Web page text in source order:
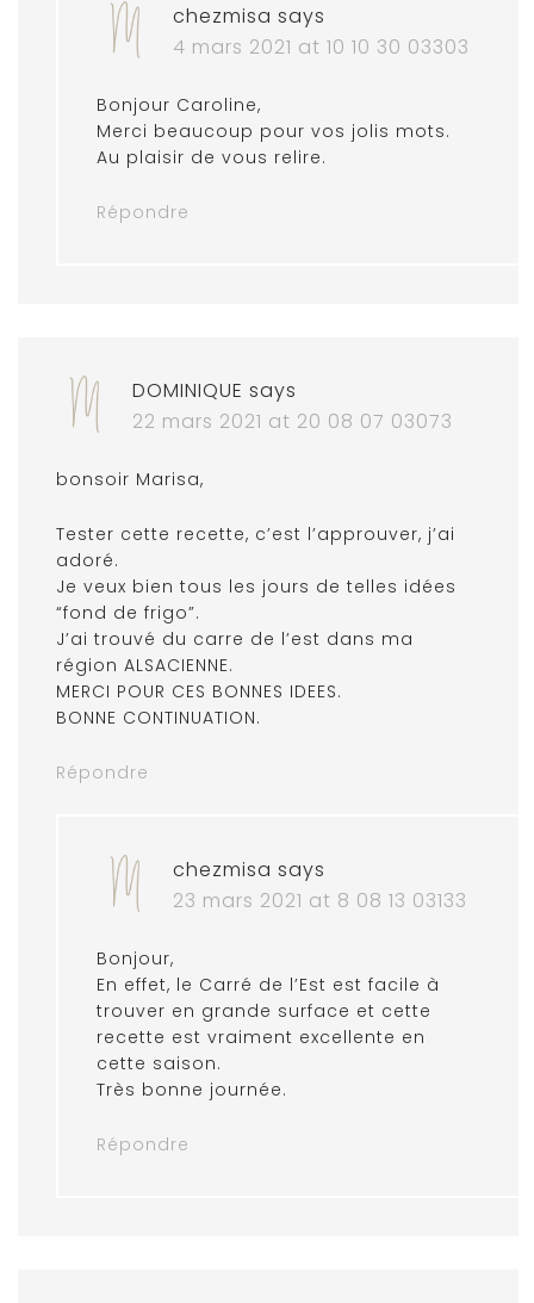
chezmisa says
4 mars 2021 at 10 10 30 03303
Bonjour Caroline,
Merci beaucoup pour vos jolis mots.
Au plaisir de vous relire.
Répondre
DOMINIQUE says
22 mars 2021 at 20 08 07 03073
bonsoir Marisa,
Tester cette recette, c’est l’approuver, j’ai
adoré.
Je veux bien tous les jours de telles idées
“fond de frigo”.
J’ai trouvé du carre de l’est dans ma
région ALSACIENNE.
MERCI POUR CES BONNES IDEES.
BONNE CONTINUATION.
Répondre
chezmisa says
23 mars 2021 at 8 08 13 03133
Bonjour,
En effet, le Carré de l’Est est facile à
trouver en grande surface et cette
recette est vraiment excellente en
cette saison.
Très bonne journée.
Répondre